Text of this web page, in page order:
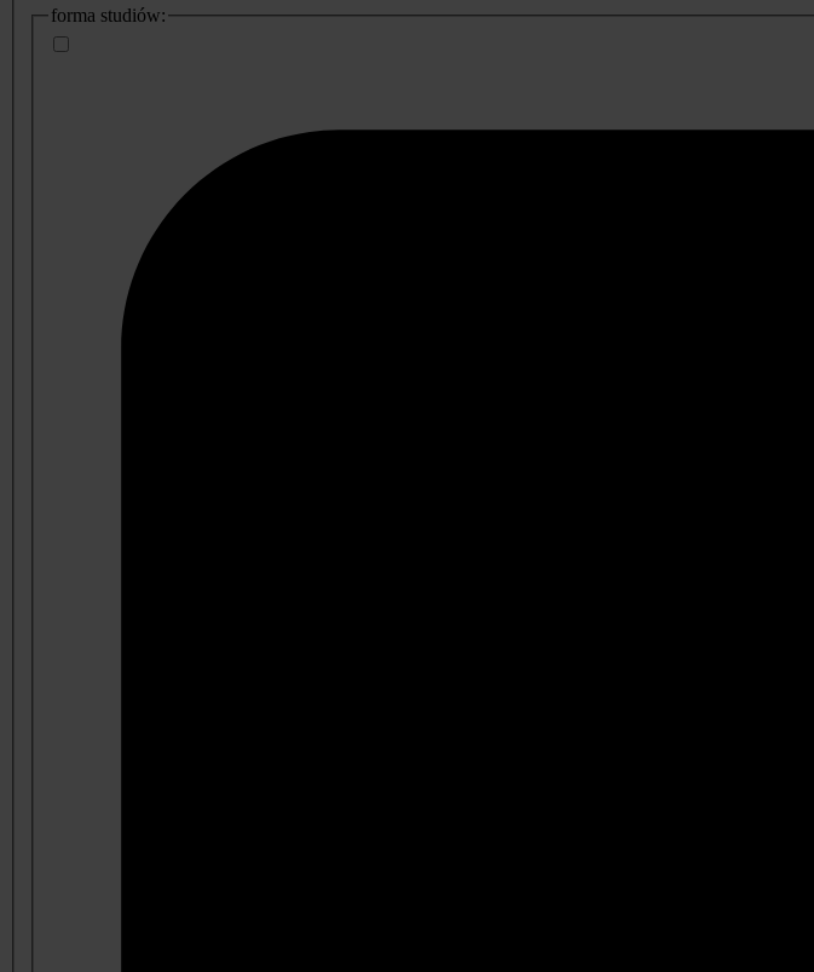
dodatkowe
informacje
forma studiów: